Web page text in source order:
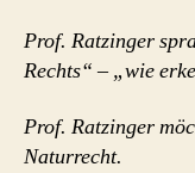
Prof. Ratzinger
Rechts“ – „wie
Prof. Ratzinger
Naturrecht.